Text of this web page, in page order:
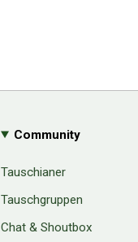
Community
Tauschianer
Tauschgruppen
Chat & Shoutbox